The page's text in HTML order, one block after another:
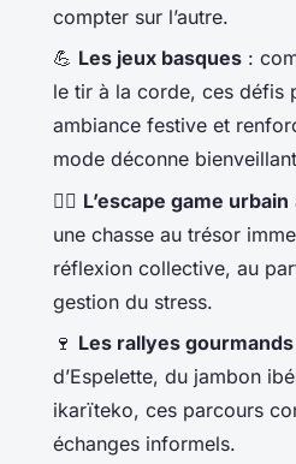
compter sur l’autre.
💪 Les jeux basques :
le tir à la corde, ces défis
ambiance festive et
mode déconne
🕵️‍♀️ L’escape game urbain
une chasse au trésor
réflexion collective, au
gestion du stress.
🍷 Les rallyes gourmands
d’Espelette, du jambon
ikarïteko, ces parcours
échanges informels.